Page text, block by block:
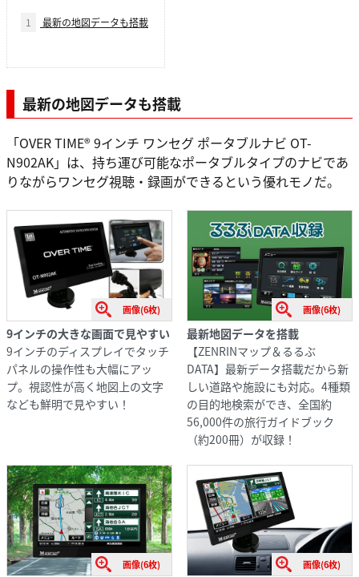
1 最新の地図データも搭載
最新の地図データも搭載
「OVER TIME® 9インチ ワンセグ ポータブルナビ OT-
N902AK」は、持ち運び可能なポータブルタイプのナビであ
りながらワンセグ視聴・録画ができるという優れモノだ。
画像(6枚)
9インチの大きな画面で見やすい
9インチのディスプレイでタッチ
パネルの操作性も大幅にアッ
プ。視認性が高く地図上の文字
なども鮮明で見やすい！
画像(6枚)
最新地図データを搭載
【ZENRINマップ＆るるぶ
DATA】最新データ搭載だから新
しい道路や施設にも対応。4種類
の目的地検索ができ、全国約
56,000件の旅行ガイドブック
（約200冊）が収録！
画像(6枚) 画像(6枚)